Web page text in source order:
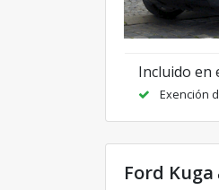
Incluido en
Exención
Ford Kuga